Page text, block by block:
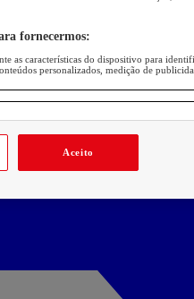
fornecermos:
as características do dispositivo para
personalizados, medição de
Aceito